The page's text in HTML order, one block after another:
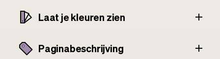
Laat je kleuren zien
Paginabeschrijving